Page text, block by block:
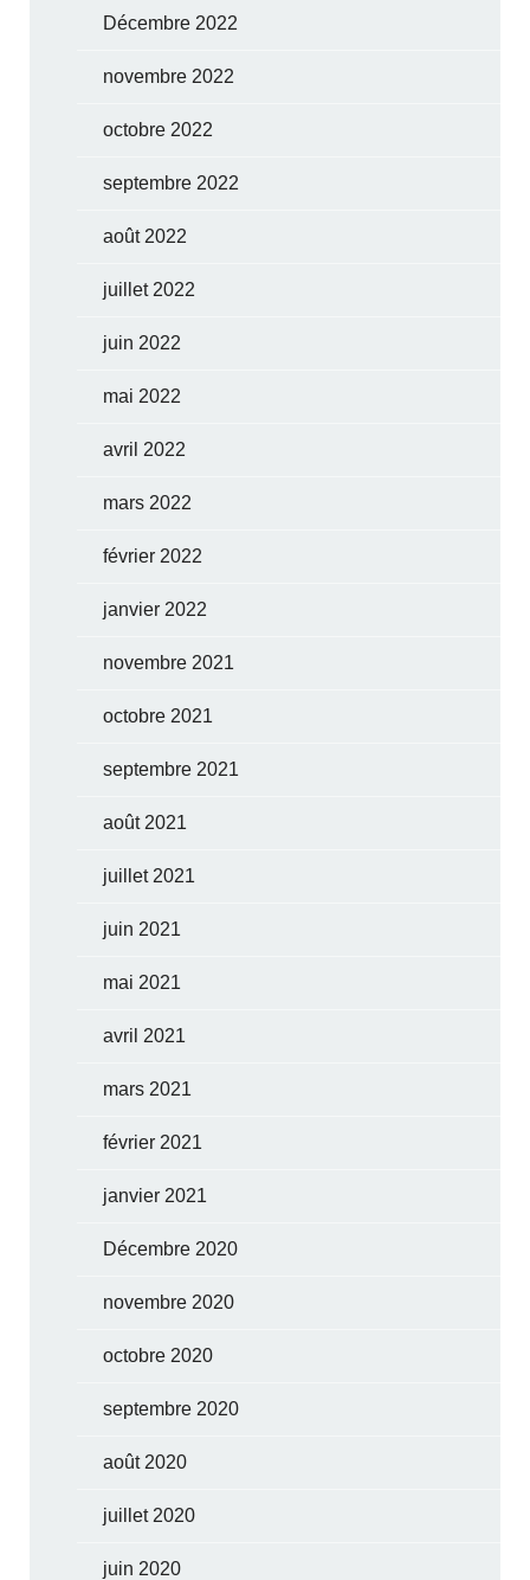
Décembre 2022
novembre 2022
octobre 2022
septembre 2022
août 2022
juillet 2022
juin 2022
mai 2022
avril 2022
mars 2022
février 2022
janvier 2022
novembre 2021
octobre 2021
septembre 2021
août 2021
juillet 2021
juin 2021
mai 2021
avril 2021
mars 2021
février 2021
janvier 2021
Décembre 2020
novembre 2020
octobre 2020
septembre 2020
août 2020
juillet 2020
juin 2020